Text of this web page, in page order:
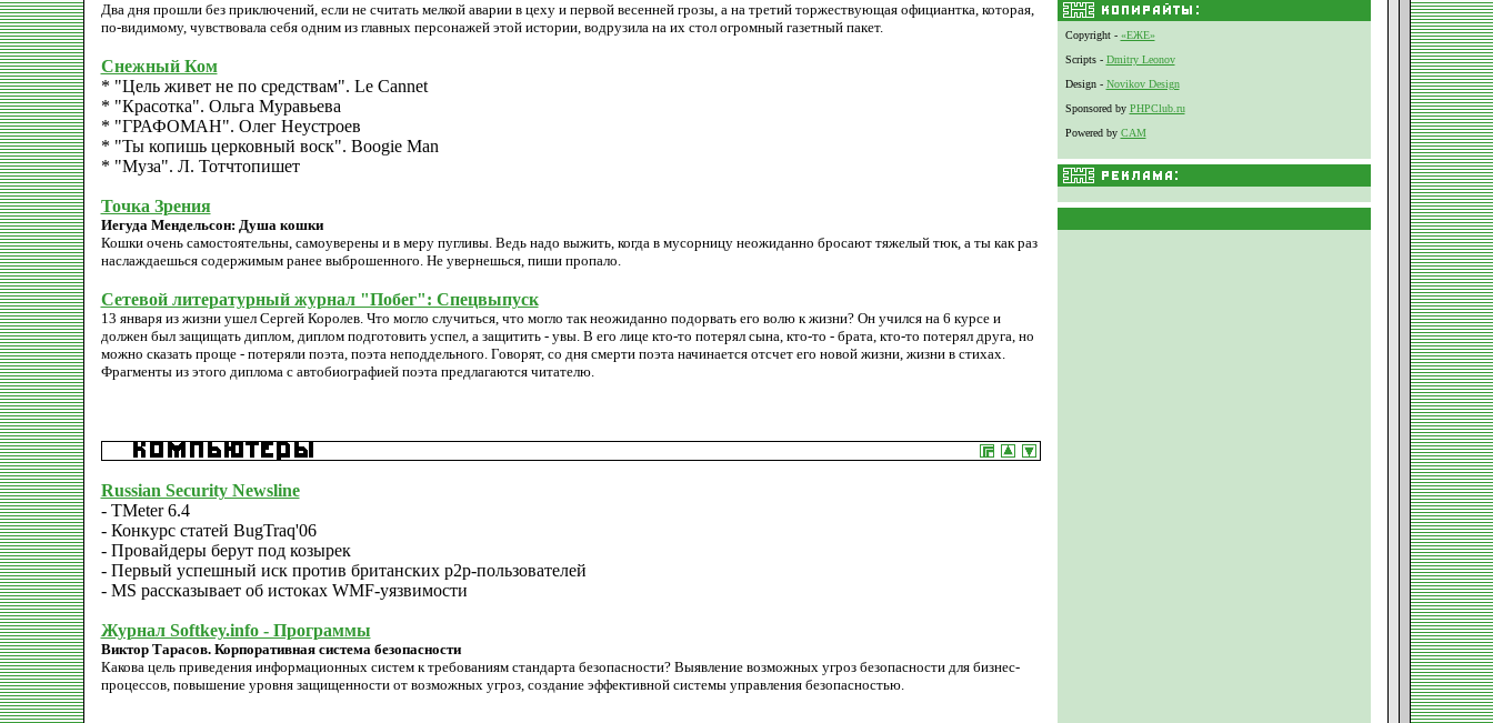
Два дня прошли без приключений, если не считать мелкой аварии в цеху и первой весенней грозы, а на третий торжествующая официантка, которая,
по-видимому, чувствовала себя одним из главных персонажей этой истории, водрузила на их стол огромный газетный пакет.
Снежный Ком
* "Цель живет не по средствам". Le Cannet
* "Красотка". Ольга Муравьева
* "ГРАФОМАН". Олег Неустроев
* "Ты копишь церковный воск". Boogie Man
* "Муза". Л. Тотчтопишет
Точка Зрения
Иегуда Мендельсон: Душа кошки
Кошки очень самостоятельны, самоуверены и в меру пугливы. Ведь надо выжить, когда в мусорницу неожиданно бросают тяжелый тюк, а ты как раз
наслаждаешься содержимым ранее выброшенного. Не увернешься, пиши пропало.
Сетевой литературный журнал "Побег": Спецвыпуск
13 января из жизни ушел Сергей Королев. Что могло случиться, что могло так неожиданно подорвать его волю к жизни? Он учился на 6 курсе и
должен был защищать диплом, диплом подготовить успел, а защитить - увы. В его лице кто-то потерял сына, кто-то - брата, кто-то потерял друга, но
можно сказать проще - потеряли поэта, поэта неподдельного. Говорят, со дня смерти поэта начинается отсчет его новой жизни, жизни в стихах.
Фрагменты из этого диплома с автобиографией поэта предлагаются читателю.
Russian Security Newsline
- TMeter 6.4
- Конкурс статей BugTraq'06
- Провайдеры берут под козырек
- Первый успешный иск против британских p2p-пользователей
- MS рассказывает об истоках WMF-уязвимости
Журнал Softkey.info - Программы
Виктор Тарасов. Корпоративная система безопасности
Какова цель приведения информационных систем к требованиям стандарта безопасности? Выявление возможных угроз безопасности для бизнес-
процессов, повышение уровня защищенности от возможных угроз, создание эффективной системы управления безопасностью.
Copyright - «ЕЖЕ»
Scripts - Dmitry Leonov
Design - Novikov Design
Sponsored by PHPClub.ru
Powered by CAM